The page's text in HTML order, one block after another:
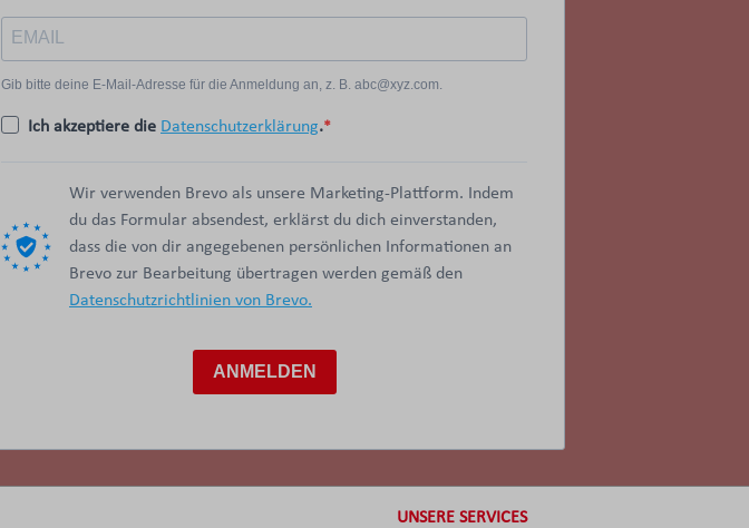
Gib bitte deine E-Mail-Adresse für die Anmeldung an, z. B. abc@xyz.com.
Ich akzeptiere die Datenschutzerklärung.
Wir verwenden Brevo als unsere Marketing-Plattform. Indem
du das Formular absendest, erklärst du dich einverstanden,
dass die von dir angegebenen persönlichen Informationen an
Brevo zur Bearbeitung übertragen werden gemäß den
Datenschutzrichtlinien von Brevo.
ANMELDEN
UNSERE SERVICES